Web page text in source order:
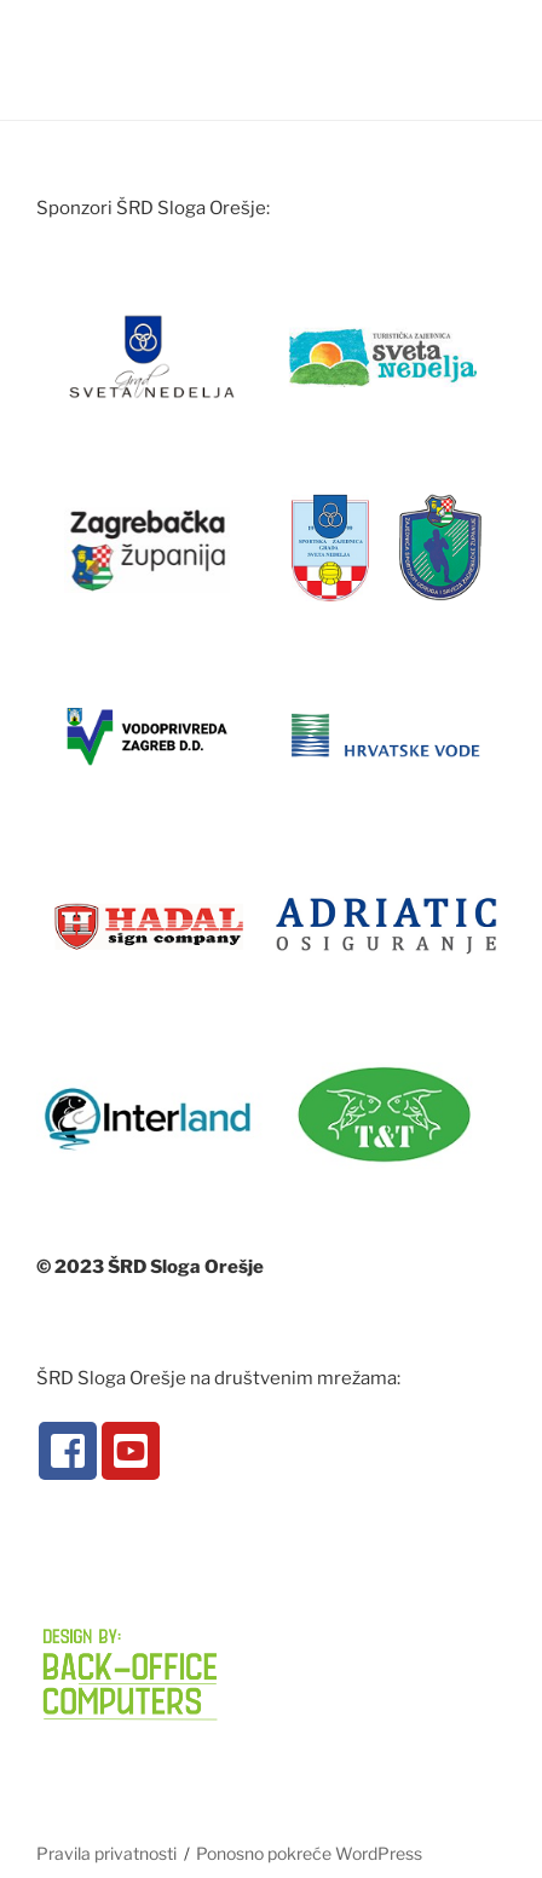
Sponzori ŠRD Sloga Orešje:
© 2023 ŠRD Sloga Orešje
ŠRD Sloga Orešje na društvenim mrežama:
Pravila privatnosti Ponosno pokreće WordPress